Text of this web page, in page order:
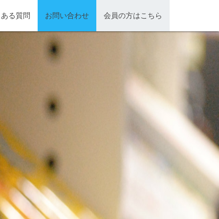
る質問 お問い合わせ 会員の方はこちら